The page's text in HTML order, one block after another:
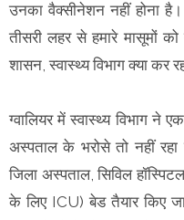
उनका वैक्सीनेशन नहीं होना
तीसरी लहर से हमारे मासूमों
शासन, स्वास्थ्य विभाग क्या कर
ग्वालियर में स्वास्थ्य विभाग ने
अस्पताल के भरोसे तो नहीं
जिला अस्पताल, सिविल
के लिए ICU) बेड तैयार किए